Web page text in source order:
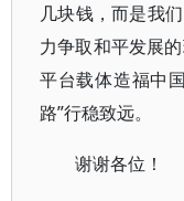
几块钱，而是我
力争取和平发展
平台载体造福中
路”行稳致远。
谢谢各位！